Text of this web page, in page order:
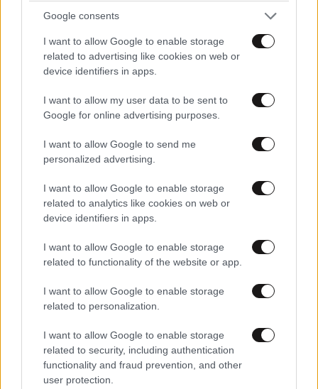
Google consents
I want to allow Google to enable storage
related to advertising like cookies on web or
device identifiers in apps.
I want to allow my user data to be sent to
Google for online advertising purposes.
I want to allow Google to send me
personalized advertising.
I want to allow Google to enable storage
related to analytics like cookies on web or
device identifiers in apps.
I want to allow Google to enable storage
related to functionality of the website or app.
I want to allow Google to enable storage
related to personalization.
I want to allow Google to enable storage
related to security, including authentication
functionality and fraud prevention, and other
user protection.